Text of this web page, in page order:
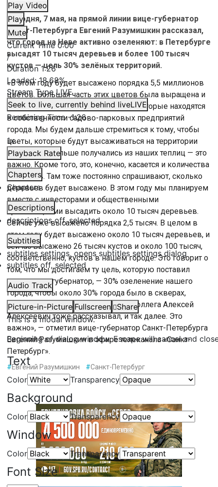
Play Video
Play
Mute
Current Time 0:00
/
Duration1:26
Loaded:18.68%
Stream TypeLIVE
Seek to live, currently behind liveLIVE
Remaining Time-1:26
1x
Playback Rate
Chapters
Chapters
Descriptions
descriptions off, selected
Subtitles
subtitles settings, opens subtitles settings dialog
subtitles off, selected
Audio Track
Picture-in-Picture Fullscreen
Share
This is a modal window.
Beginning of dialog window. Escape will cancel and
Text
Color Transparency
Background
Color Transparency
Window
Color Transparency
Font Size
Сегодня, 7 мая, на прямой линии вице-губернатор
Санкт-Петербурга Евгений Разумишкин рассказал,
что город на Неве активно озеленяют: в Петербурге
высадят 10 тысяч деревьев и более 100 тысяч
кустов — цель 30% зелёных территорий.
«В этом году будет высажено порядка 5,5 миллионов
цветов. Большая часть этих цветов была выращена и
готовилась именно в тех теплицах, которые находятся
в собственности садово-парковых предприятий
города. Мы будем дальше стремиться к тому, чтобы
цветы, которые будут высаживаться на территории
города, всё больше получались из наших теплиц — это
важно. Кроме того, это, конечно, касается и количества
деревьев. Там тоже постоянно спрашивают, сколько
деревьев будет высажено. В этом году мы планируем
вместе с инвесторами и общественными
организациями высадить около 10 тысяч деревьев.
Сейчас уже высажено порядка 2,5 тысяч. В целом в
этом году будет высажено около 10 тысяч деревьев, и
сейчас высажено 26 тысяч кустов и около 100 тысяч,
соответственно, кустов в нашем городе. Это говорит о
том, что мы достигаем ту цель, которую поставил
перед нами губернатор, — 30% озеленение нашего
города, чтобы около 30% города было в скверах,
парках, экотропах, о которых мой коллега Алексей
Алексеевич тоже рассказывал, и так далее. Это
важно», — отметил вице-губернатор Санкт-Петербурга
Евгений Разумишкин в эфире телеканала «Санкт-
Петербург».
#Евгений Разумишкин #Санкт-Петербург